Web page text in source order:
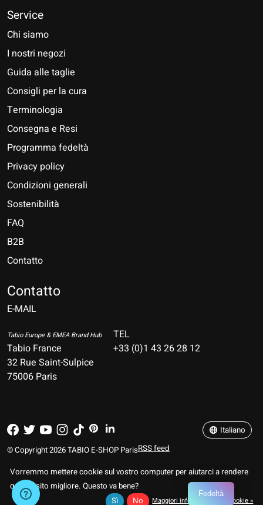
Service
Chi siamo
I nostri negozi
Guida alle taglie
Consigli per la cura
Terminologia
Consegna e Resi
Programma fedeltà
Privacy policy
Condizioni generali
Sostenibilità
FAQ
B2B
Contatto
Contatto
E-MAIL
Tabio Europe & EMEA Brand Hub
Tabio France
32 Rue Saint-Sulpice
75006 Paris
TEL
+33 (0)1 43 26 28 12
© Copyright 2026 TABIO E-SHOP ParisRSS feed
Italiano
Español
Vorremmo mettere cookie sul vostro computer per aiutarci a rendere
questo sito migliore. Questo va bene?
Sì
No Maggiori informazioni sui cookie »
Fedeltà